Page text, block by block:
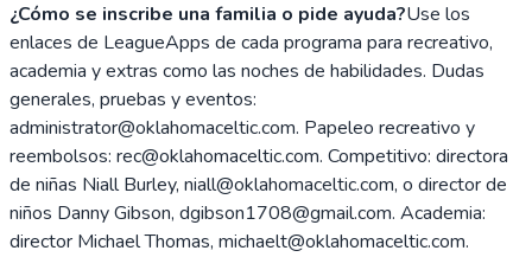
¿Cómo se inscribe una familia o pide ayuda?Use los
enlaces de LeagueApps de cada programa para recreativo,
academia y extras como las noches de habilidades. Dudas
generales, pruebas y eventos:
administrator@oklahomaceltic.com. Papeleo recreativo y
reembolsos: rec@oklahomaceltic.com. Competitivo: directora
de niñas Niall Burley, niall@oklahomaceltic.com, o director de
niños Danny Gibson, dgibson1708@gmail.com. Academia:
director Michael Thomas, michaelt@oklahomaceltic.com.